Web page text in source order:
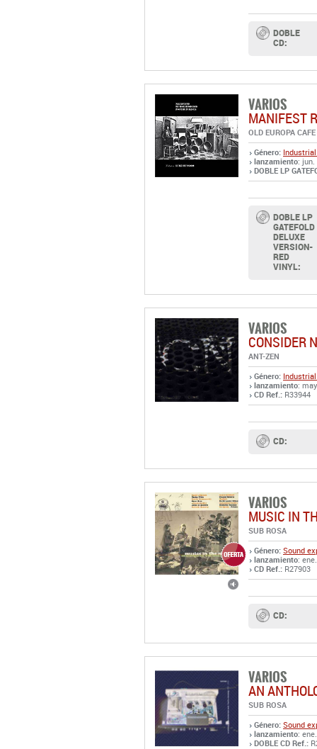
DOBLE
CD:
VARIOS
MANIFEST
OLD EUROPA CAFE
Género:
lanzamiento: jun.
DOBLE LP
DOBLE LP
GATEFOLD
DELUXE
VERSION-
RED
VINYL:
VARIOS
CONSIDER
ANT-ZEN
Género:
lanzamiento:
CD Ref.: R33944
CD:
VARIOS
MUSIC IN
SUB ROSA
Género: Sound
lanzamiento:
CD Ref.: R27903
CD:
VARIOS
AN
SUB ROSA
Género: Sound
lanzamiento:
DOBLE CD Ref.: